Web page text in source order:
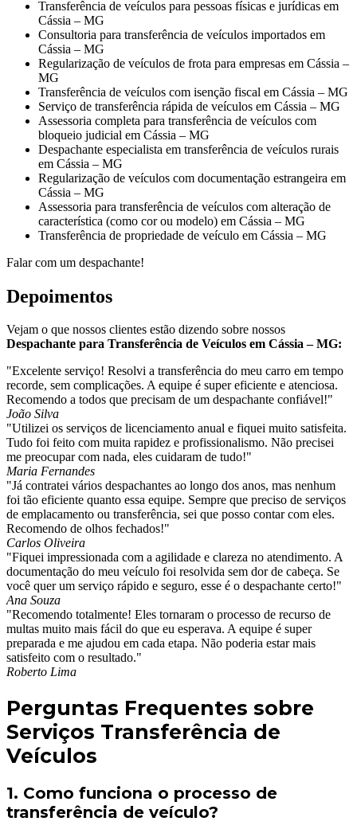
Transferência de veículos para pessoas físicas e jurídicas em
Cássia – MG
Consultoria para transferência de veículos importados em
Cássia – MG
Regularização de veículos de frota para empresas em Cássia –
MG
Transferência de veículos com isenção fiscal em Cássia – MG
Serviço de transferência rápida de veículos em Cássia – MG
Assessoria completa para transferência de veículos com
bloqueio judicial em Cássia – MG
Despachante especialista em transferência de veículos rurais
em Cássia – MG
Regularização de veículos com documentação estrangeira em
Cássia – MG
Assessoria para transferência de veículos com alteração de
característica (como cor ou modelo) em Cássia – MG
Transferência de propriedade de veículo em Cássia – MG
Falar com um despachante!
Depoimentos
Vejam o que nossos clientes estão dizendo sobre nossos
Despachante para Transferência de Veículos em Cássia – MG:
"Excelente serviço! Resolvi a transferência do meu carro em tempo
recorde, sem complicações. A equipe é super eficiente e atenciosa.
Recomendo a todos que precisam de um despachante confiável!"
João Silva
"Utilizei os serviços de licenciamento anual e fiquei muito satisfeita.
Tudo foi feito com muita rapidez e profissionalismo. Não precisei
me preocupar com nada, eles cuidaram de tudo!"
Maria Fernandes
"Já contratei vários despachantes ao longo dos anos, mas nenhum
foi tão eficiente quanto essa equipe. Sempre que preciso de serviços
de emplacamento ou transferência, sei que posso contar com eles.
Recomendo de olhos fechados!"
Carlos Oliveira
"Fiquei impressionada com a agilidade e clareza no atendimento. A
documentação do meu veículo foi resolvida sem dor de cabeça. Se
você quer um serviço rápido e seguro, esse é o despachante certo!"
Ana Souza
"Recomendo totalmente! Eles tornaram o processo de recurso de
multas muito mais fácil do que eu esperava. A equipe é super
preparada e me ajudou em cada etapa. Não poderia estar mais
satisfeito com o resultado."
Roberto Lima
Perguntas Frequentes sobre
Serviços Transferência de
Veículos
1. Como funciona o processo de
transferência de veículo?